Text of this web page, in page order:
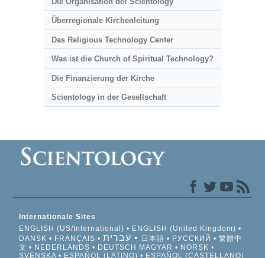
Überregionale Kirchenleitung
Das Religious Technology Center
Was ist die Church of Spiritual Technology?
Die Finanzierung der Kirche
Scientology in der Gesellschaft
Internationale Sites
ENGLISH (US/International)
ENGLISH (United Kingdom)
DANSK
FRANÇAIS עברית 日本語 РУССКИЙ
繁體中
文
NEDERLANDS DEUTSCH MAGYAR
NORSK
SVENSKA
ESPAÑOL (LATINO) ESPAÑOL (CASTELLANO)